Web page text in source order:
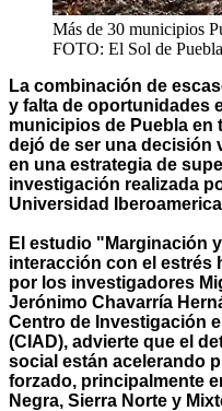
Más de 30 municipios
FOTO: El Sol de
La combinación de
y falta de oportunidades
municipios de Puebla
dejó de ser una decisión
en una estrategia de
investigación realizada
Universidad
El estudio "Marginación
interacción con el estrés
por los investigadores
Jerónimo Chavarría
Centro de Investigación
(CIAD), advierte que el
social están acelerando
forzado, principalmente
Negra, Sierra Norte y